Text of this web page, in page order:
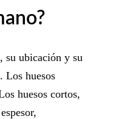
su ubicación y su
Los huesos
huesos cortos,